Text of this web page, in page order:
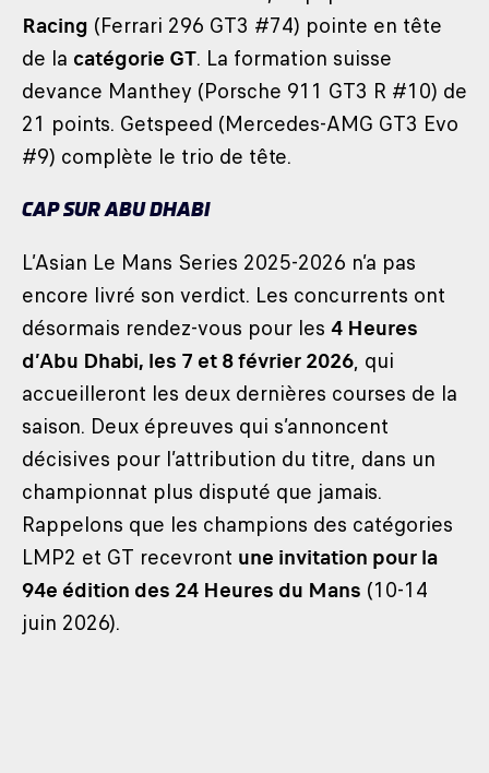
Racing (Ferrari 296 GT3 #74) pointe en tête
de la catégorie GT. La formation suisse
devance Manthey (Porsche 911 GT3 R #10) de
21 points. Getspeed (Mercedes-AMG GT3 Evo
#9) complète le trio de tête.
CAP SUR ABU DHABI
L’Asian Le Mans Series 2025-2026 n’a pas
encore livré son verdict. Les concurrents ont
désormais rendez-vous pour les 4 Heures
d’Abu Dhabi, les 7 et 8 février 2026, qui
accueilleront les deux dernières courses de la
saison. Deux épreuves qui s’annoncent
décisives pour l’attribution du titre, dans un
championnat plus disputé que jamais.
Rappelons que les champions des catégories
LMP2 et GT recevront une invitation pour la
94e édition des 24 Heures du Mans (10-14
juin 2026).